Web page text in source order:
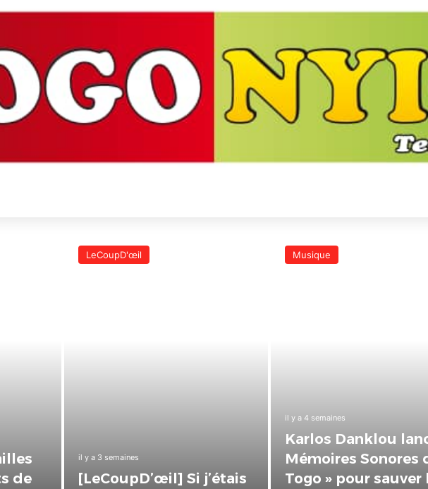
de
LeCoupD'œil
il y a 3 semaines
[LeCoupD’œil] Si j’étais
Musique
il y a 4 semaines
Karlos Danklou
Mémoires Sonores
Togo » pour sauver